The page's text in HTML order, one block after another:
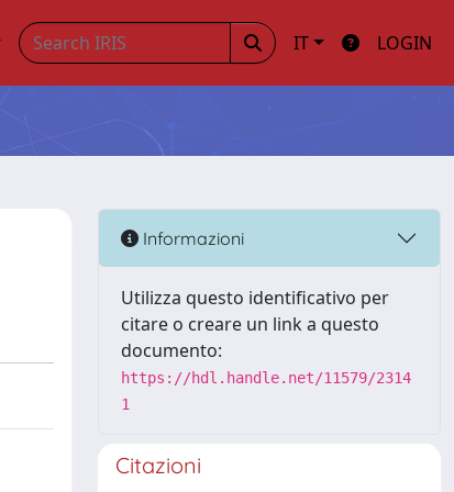
IT LOGIN
Informazioni
Utilizza questo identificativo per
citare o creare un link a questo
documento:
https://hdl.handle.net/11579/2314
1
Citazioni